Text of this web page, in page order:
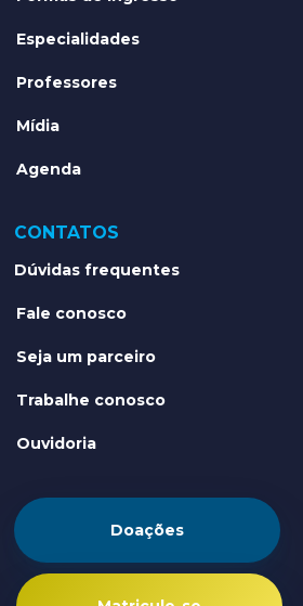
Especialidades
Professores
Mídia
Agenda
CONTATOS
Dúvidas frequentes
Fale conosco
Seja um parceiro
Trabalhe conosco
Ouvidoria
Doações